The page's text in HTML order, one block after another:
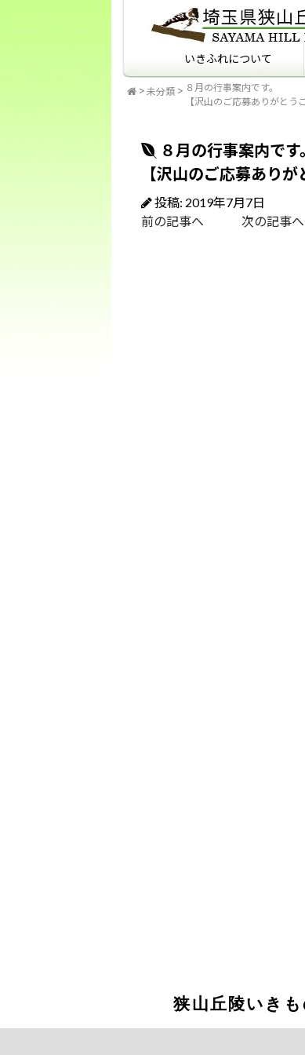
いきふれについて
いきふれについて
いきふれプログラム紹介
フィールドマナーを知っ
ていますか？
未分類
８月の行事案内です。
【沢山のご応募ありがとう
８月の行事案内です。
【沢山のご応募ありが
投稿: 2019年7月7日
前の記事へ 次の記事へ
狭山丘陵いき